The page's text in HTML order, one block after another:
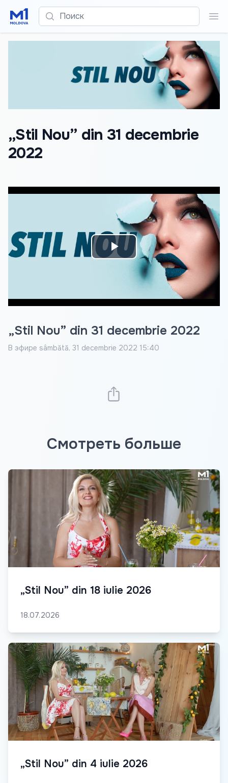
Поиск
„Stil Nou” din 31 decembrie
2022
Play
Video
„Stil Nou” din 31 decembrie 2022
В эфире sâmbătă, 31 decembrie 2022 15:40
Смотреть больше
„Stil Nou” din 18 iulie 2026
18.07.2026
„Stil Nou” din 4 iulie 2026